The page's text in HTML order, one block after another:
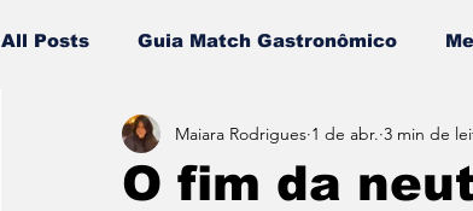
All Posts ⁠Guia Match Gastronômico
Review dos matchers Eventos
O fim da
Maiara Rodrigues 1 de abr. 3 min de